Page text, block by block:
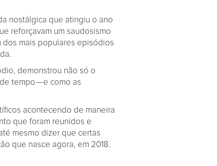
nostálgica que atingiu o ano
reforçavam um saudosismo
dos mais populares episódios
demonstrou não só o
tempo — e como as
acontecendo de maneira
que foram reunidos e
mesmo dizer que certas
que nasce agora, em 2018.